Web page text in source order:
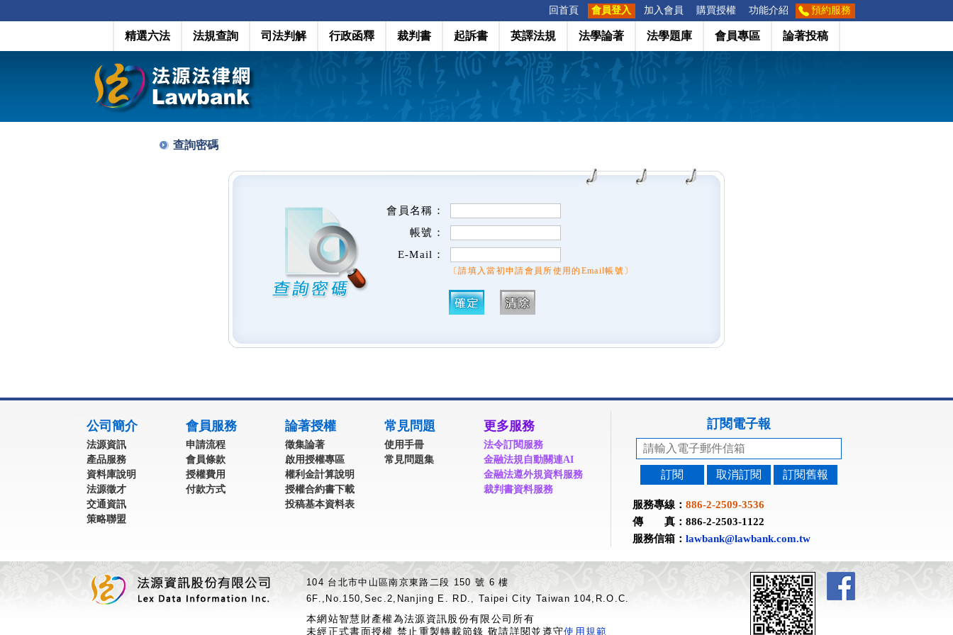
回首頁 會員登入 加入會員 購買授權 功能介紹 預約服務
精選六法 法規查詢 司法判解 行政函釋 裁判書 起訴書 英譯法規 法學論著 法學題庫 會員專區 論著投稿
查詢密碼
會員名稱：
帳號：
E-Mail：
〔請填入當初申請會員所使用的Email帳號〕
公司簡介
法源資訊
產品服務
資料庫說明
法源徵才
交通資訊
策略聯盟
會員服務
申請流程
會員條款
授權費用
付款方式
論著授權
徵集論著
啟用授權專區
權利金計算說明
授權合約書下載
投稿基本資料表
常見問題
使用手冊
常見問題集
更多服務
法令訂閱服務
金融法規自動關連AI
金融法遵外規資料服務
裁判書資料服務
訂閱電子報
訂閱 取消訂閱 訂閱舊報
服務專線： 886-2-2509-3536
傳 真：886-2-2503-1122
服務信箱： lawbank@lawbank.com.tw
104 台北市中山區南京東路二段 150 號 6 樓
6F.,No.150,Sec.2,Nanjing E. RD., Taipei City Taiwan 104,R.O.C.
本網站智慧財產權為法源資訊股份有限公司所有
未經正式書面授權 禁止重製轉載節錄 敬請詳閱並遵守使用規範